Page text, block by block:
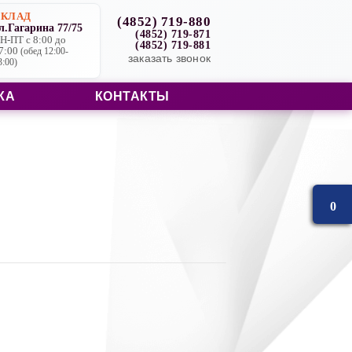
77/75
ПТ с 8:00 до
(обед 12:00-
(4852) 719-880
(4852) 719-871
(4852) 719-881
заказать звонок
КОНТАКТЫ
0